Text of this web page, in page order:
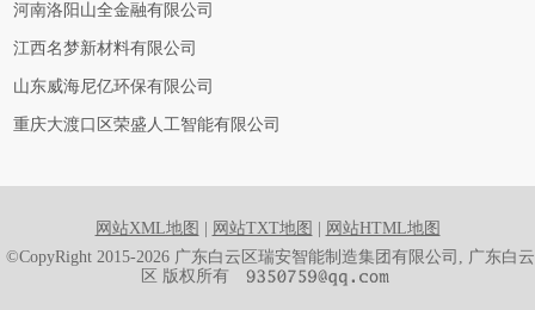
河南洛阳山全金融有限公司
江西名梦新材料有限公司
山东威海尼亿环保有限公司
重庆大渡口区荣盛人工智能有限公司
网站XML地图 网站TXT地图
网站HTML地图
©CopyRight 2015-2026 广东白云区瑞安智能制造集团有限公司, 广东白云
区 版权所有